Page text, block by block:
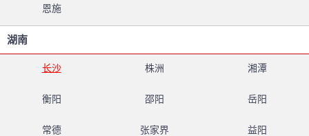
恩施
湖南
长沙 株洲 湘潭
衡阳 邵阳 岳阳
常德 张家界 益阳